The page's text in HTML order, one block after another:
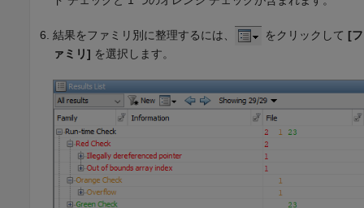
結果をファミリ別に整理するには、 をクリックして [フ
ァミリ] を選択します。